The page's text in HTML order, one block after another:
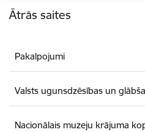
Ātrās saites
Pakalpojumi
Valsts ugunsdzēsības un
Nacionālais muzeju krājuma